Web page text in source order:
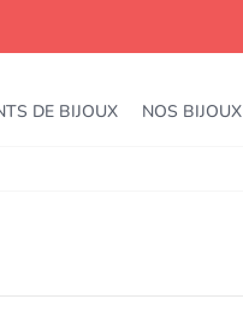
DE BIJOUX NOS BIJOUX